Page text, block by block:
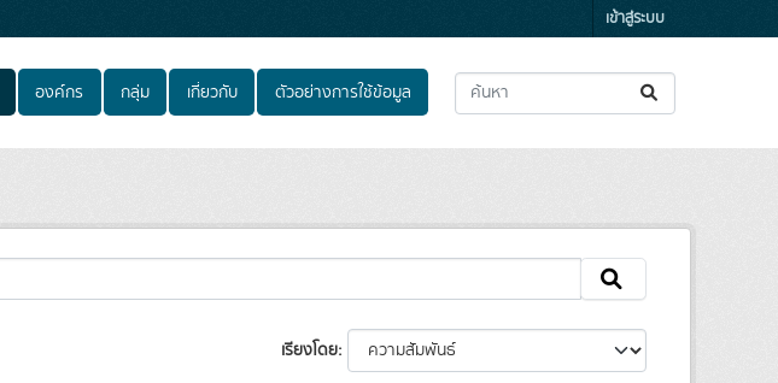
เข้าสู่ระบบ
องค์กร กลุ่ม เกี่ยวกับ ตัวอย่างการใช้ข้อมูล
เรียงโดย